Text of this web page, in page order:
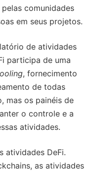
comunidades
em seus projetos.
de atividades
participa de uma
, fornecimento
de todas
mas os painéis de
o controle e a
atividades.
atividades DeFi.
as atividades